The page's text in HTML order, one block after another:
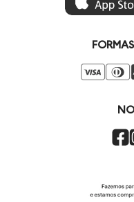
Ética e
Regulamentos
Compre pelo
Azul Fidelidade
Venda Corporativa
Super Friday